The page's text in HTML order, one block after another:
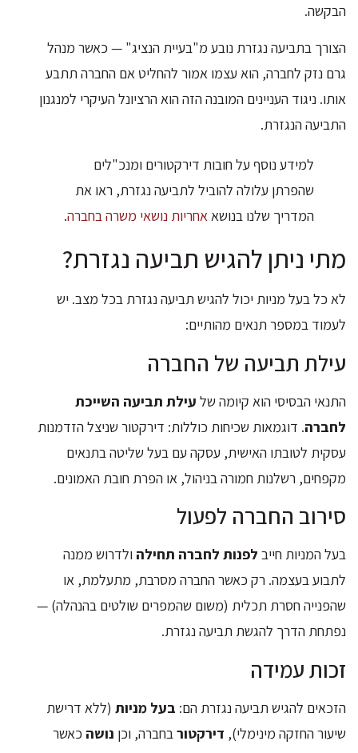
הבקשה.
הצורך בתביעה נגזרת נובע מ"בעיית הנציג" — כאשר מנהל
גרם נזק לחברה, הוא עצמו אמור להחליט אם החברה תתבע
אותו. ניגוד העניינים המובנה הזה הוא הרציונל העיקרי למנגנון
התביעה הנגזרת.
למידע נוסף על חובות דירקטורים ומנכ"לים
שהפרתן עלולה להוביל לתביעה נגזרת, ראו את
המדריך שלנו בנושאאחריות נושאי משרה בחברה.
מתי ניתן להגיש תביעה נגזרת?
לא כל בעל מניות יכול להגיש תביעה נגזרת בכל מצב. יש
לעמוד במספר תנאים מהותיים:
עילת תביעה של החברה
התנאי הבסיסי הוא קיומה של עילת תביעה השייכת
לחברה. דוגמאות שכיחות כוללות: דירקטור שניצל הזדמנות
עסקית לטובתו האישית, עסקה עם בעל שליטה בתנאים
מקפחים, רשלנות חמורה בניהול, או הפרת חובת האמונים.
סירוב החברה לפעול
בעל המניות חייב לפנות לחברה תחילה ולדרוש ממנה
לתבוע בעצמה. רק כאשר החברה מסרבת, מתעלמת, או
שהפנייה חסרת תכלית (משום שהמפרים שולטים בהנהלה) —
נפתחת הדרך להגשת תביעה נגזרת.
זכות עמידה
הזכאים להגיש תביעה נגזרת הם: בעל מניות (ללא דרישת
שיעור החזקה מינימלי), דירקטור בחברה, וכן נושה כאשר